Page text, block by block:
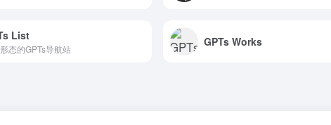
List
态的GPTs导航站
GPTs Works